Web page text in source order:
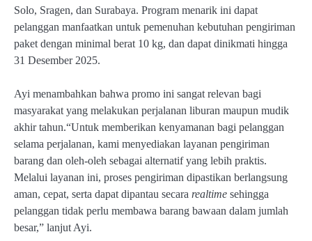
Solo, Sragen, dan Surabaya. Program menarik ini dapat
pelanggan manfaatkan untuk pemenuhan kebutuhan pengiriman
paket dengan minimal berat 10 kg, dan dapat dinikmati hingga
31 Desember 2025.
Ayi menambahkan bahwa promo ini sangat relevan bagi
masyarakat yang melakukan perjalanan liburan maupun mudik
akhir tahun.“Untuk memberikan kenyamanan bagi pelanggan
selama perjalanan, kami menyediakan layanan pengiriman
barang dan oleh-oleh sebagai alternatif yang lebih praktis.
Melalui layanan ini, proses pengiriman dipastikan berlangsung
aman, cepat, serta dapat dipantau secara realtime sehingga
pelanggan tidak perlu membawa barang bawaan dalam jumlah
besar,” lanjut Ayi.